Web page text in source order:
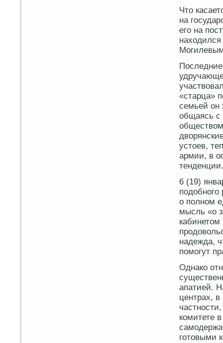
Что
на
его на
«старца»
семьей он
общаясь с
устоев,
армии, в
6 (19)
подобного
о полном
мысль «о
надежда,
помогут
Однако
апатией.
центрах, в
комитете
готовыми